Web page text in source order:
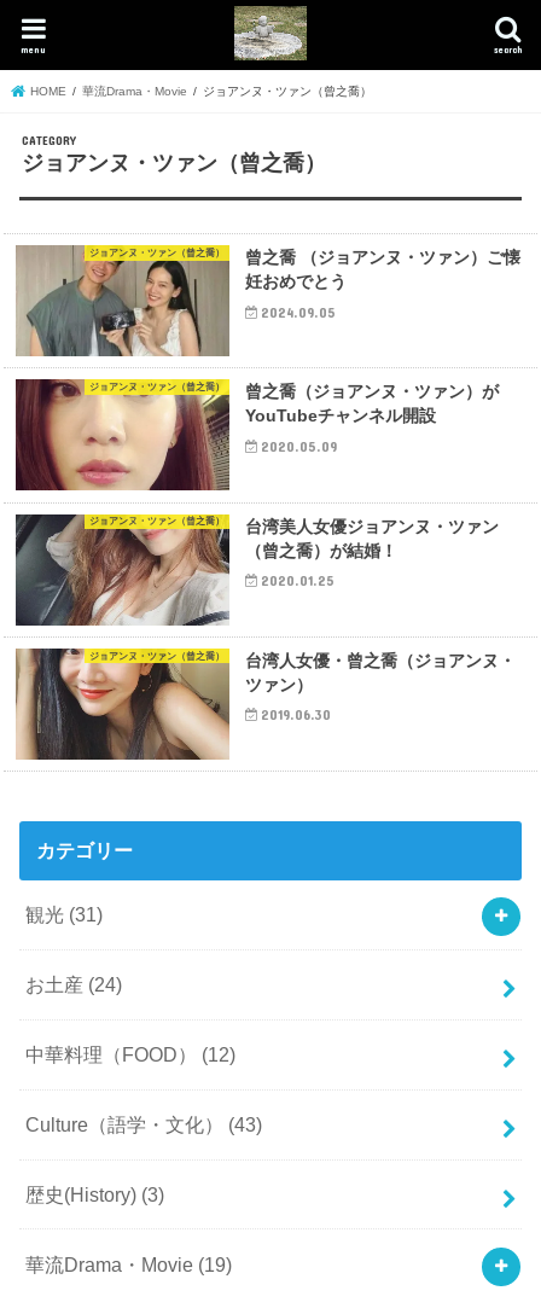
search
menu
HOME 華流Drama・Movie ジョアンヌ・ツァン（曾之喬）
ジョアンヌ・ツァン（曾之喬）
ジョアンヌ・ツァン（曾之喬）
曾之喬 （ジョアンヌ・ツァン）ご懐
妊おめでとう
2024.09.05
ジョアンヌ・ツァン（曾之喬）
曾之喬（ジョアンヌ・ツァン）が
YouTubeチャンネル開設
2020.05.09
ジョアンヌ・ツァン（曾之喬）
台湾美人女優ジョアンヌ・ツァン
（曾之喬）が結婚！
2020.01.25
ジョアンヌ・ツァン（曾之喬）
台湾人女優・曾之喬（ジョアンヌ・
ツァン）
2019.06.30
カテゴリー
観光 (31)
お土産 (24)
中華料理（FOOD） (12)
Culture（語学・文化） (43)
歴史(History) (3)
華流Drama・Movie (19)